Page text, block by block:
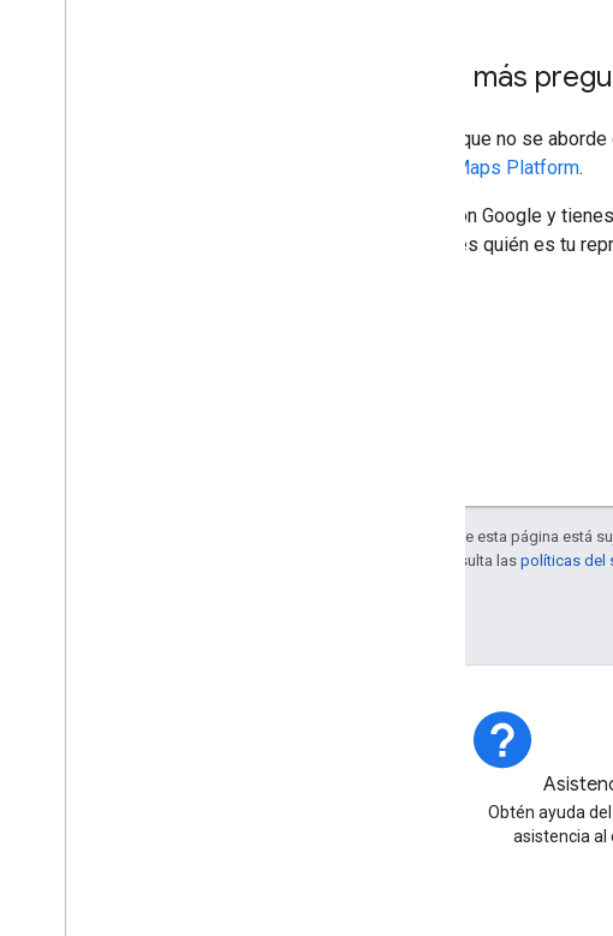
¿Qué sucede si tengo más
Si tienes alguna pregunta técnica que no se
equipo de Asistencia de Google Maps Platform.
Si tienes un acuerdo negociado con Google y
Google Maps Platform. Si no sabes quién es tu
Salvo que se indique lo contrario, el contenido de esta página está
. Para obtener más información, consulta las políticas del
Obtén ayuda
asistencia al